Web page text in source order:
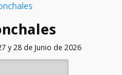
y 28 de Junio de 2026